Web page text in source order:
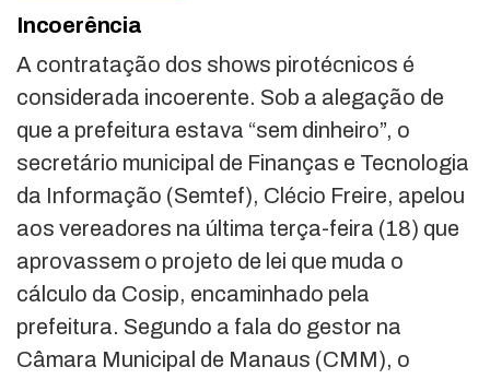
Incoerência
A contratação dos shows pirotécnicos é
considerada incoerente. Sob a alegação de
que a prefeitura estava “sem dinheiro”, o
secretário municipal de Finanças e Tecnologia
da Informação (Semtef), Clécio Freire, apelou
aos vereadores na última terça-feira (18) que
aprovassem o projeto de lei que muda o
cálculo da Cosip, encaminhado pela
prefeitura. Segundo a fala do gestor na
Câmara Municipal de Manaus (CMM), o